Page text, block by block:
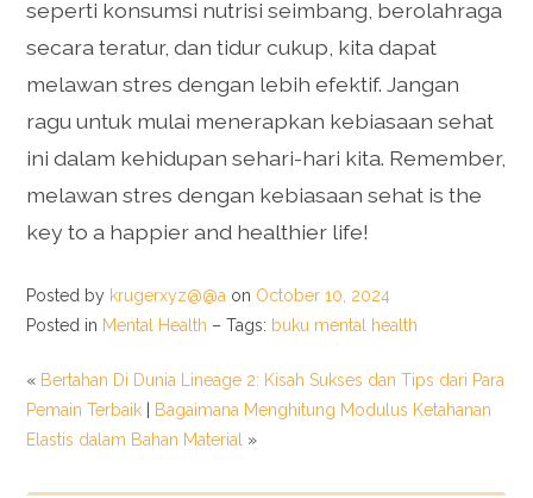
seperti konsumsi nutrisi seimbang, berolahraga
secara teratur, dan tidur cukup, kita dapat
melawan stres dengan lebih efektif. Jangan
ragu untuk mulai menerapkan kebiasaan sehat
ini dalam kehidupan sehari-hari kita. Remember,
melawan stres dengan kebiasaan sehat is the
key to a happier and healthier life!
Posted by krugerxyz@@a on October 10, 2024
Posted in Mental Health – Tags: buku mental health
« Bertahan Di Dunia Lineage 2: Kisah Sukses dan Tips dari Para
Pemain Terbaik
Bagaimana Menghitung Modulus Ketahanan
Elastis dalam Bahan Material »